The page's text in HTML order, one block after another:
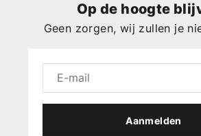
Op de hoogte
Geen zorgen, wij zullen je
Aanmelden